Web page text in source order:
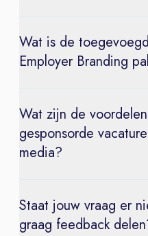
Wat is de
Employer Branding
Wat zijn de
gesponsorde
media?
Staat jouw vraag er
graag feedback